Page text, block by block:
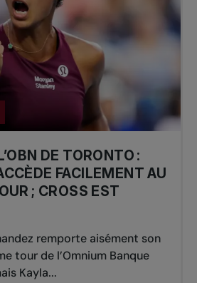
DE TORONTO :
FACILEMENT AU
; CROSS EST
remporte aisément son
tour de l’Omnium Banque
Kayla...